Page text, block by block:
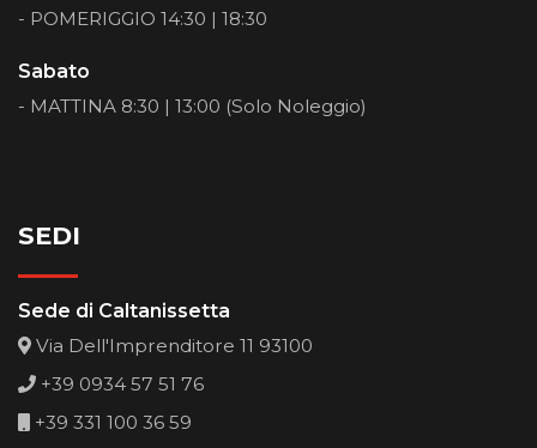
- POMERIGGIO 14:30 | 18:30
Sabato
- MATTINA 8:30 | 13:00 (Solo Noleggio)
SEDI
Sede di Caltanissetta
Via Dell'Imprenditore 11 93100
+39 0934 57 51 76
+39 331 100 36 59